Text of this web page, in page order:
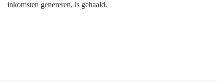
inkomsten genereren, is gehaald.